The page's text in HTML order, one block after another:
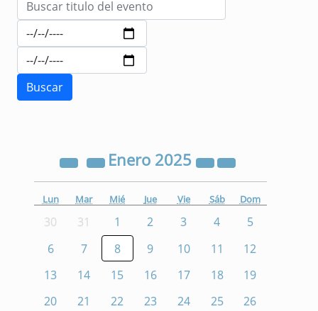
Enero 2025
Lun Mar Mié Jue Vie Sáb Dom
30 31 1 2 3 4
5
6
7 8 9 10 11
12
13
14 15 16 17 18
19
20
21 22 23 24 25
26